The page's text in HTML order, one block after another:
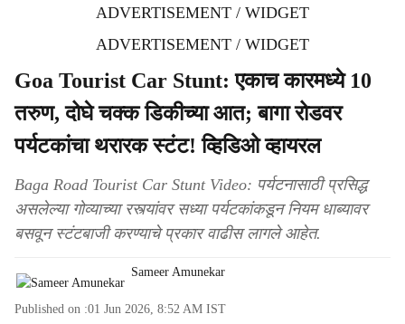
ADVERTISEMENT / WIDGET
ADVERTISEMENT / WIDGET
Goa Tourist Car Stunt: एकाच कारमध्ये 10
तरुण, दोघे चक्क डिकीच्या आत; बागा रोडवर
पर्यटकांचा थरारक स्टंट! व्हिडिओ व्हायरल
Baga Road Tourist Car Stunt Video: पर्यटनासाठी प्रसिद्ध
असलेल्या गोव्याच्या रस्त्यांवर सध्या पर्यटकांकडून नियम धाब्यावर
बसवून स्टंटबाजी करण्याचे प्रकार वाढीस लागले आहेत.
Sameer Amunekar
Published on :01 Jun 2026, 8:52 AM IST